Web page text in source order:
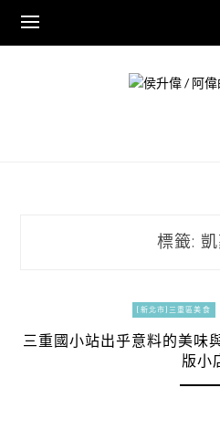
content
標籤:
[新北市]三重區美食
三重國小站出乎意料的美味
版小